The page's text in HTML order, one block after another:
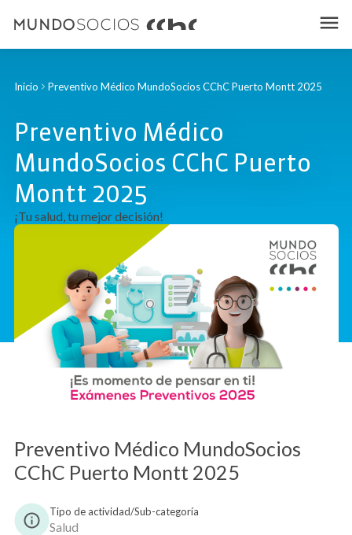
Inicio Preventivo Médico MundoSocios CChC Puerto Montt 2025
Preventivo Médico
MundoSocios CChC Puerto
Montt 2025
¡Tu salud, tu mejor decisión!
Preventivo Médico MundoSocios
CChC Puerto Montt 2025
Tipo de actividad/Sub-categoría
Salud
Copiar